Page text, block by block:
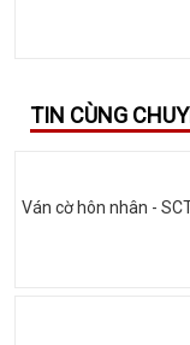
TIN CÙNG
Ván cờ hôn nhân -